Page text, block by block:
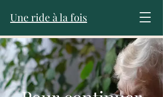
Une ride à la fois